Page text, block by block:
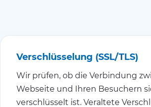
Verschlüsselung (SSL/TLS)
Wir prüfen, ob die Verbindung
Webseite und Ihren Besuchern
verschlüsselt ist. Veraltete